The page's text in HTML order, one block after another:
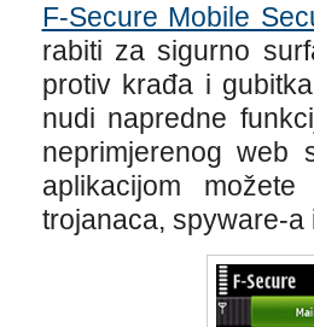
F-Secure Mobile
rabiti za sigurno
protiv krađa i
nudi napredne
neprimjerenog web
aplikacijom
trojanaca, spyware-a